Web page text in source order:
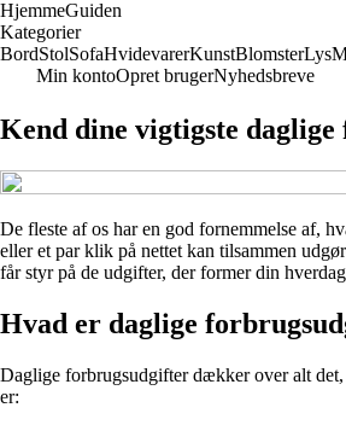
HjemmeGuiden
Kategorier
BordStolSofaHvidevarerKunstBlomsterLys
Min kontoOpret brugerNyhedsbreve
Kend dine vigtigste
De fleste af os har en god fornemmelse af,
eller et par klik på nettet kan tilsammen
får styr på de udgifter, der former din
Hvad er daglige
Daglige forbrugsudgifter dækker over alt det,
er: